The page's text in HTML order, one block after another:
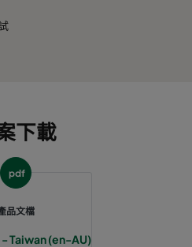
下載
pdf
品文檔
Taiwan (en-AU)